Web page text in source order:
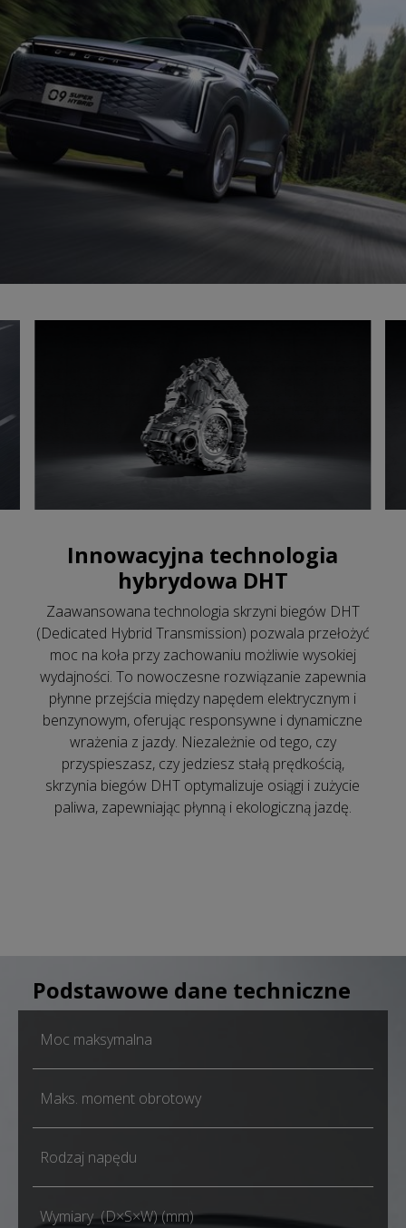
Innowacyjna technologia
hybrydowa DHT
Zaawansowana technologia skrzyni biegów DHT
(Dedicated Hybrid Transmission) pozwala przełożyć
moc na koła przy zachowaniu możliwie wysokiej
wydajności. To nowoczesne rozwiązanie zapewnia
płynne przejścia między napędem elektrycznym i
benzynowym, oferując responsywne i dynamiczne
wrażenia z jazdy. Niezależnie od tego, czy
przyspieszasz, czy jedziesz stałą prędkością,
skrzynia biegów DHT optymalizuje osiągi i zużycie
paliwa, zapewniając płynną i ekologiczną jazdę.
Podstawowe dane techniczne
Moc maksymalna
Maks. moment obrotowy
Rodzaj napędu
Wymiary (D×S×W) (mm)